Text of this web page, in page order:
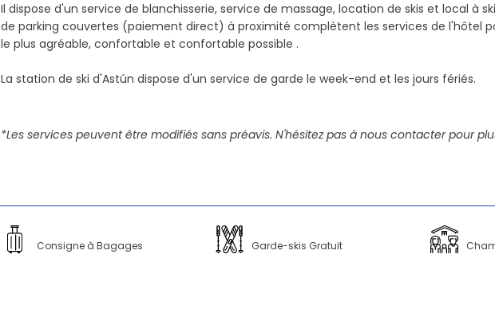
Il dispose d'un service de blanchisserie, service de massage, location de skis et local à
de parking couvertes (paiement direct) à proximité complètent les services de l'hôtel
le plus agréable, confortable et confortable possible .
La station de ski d'Astún dispose d'un service de garde le week-end et les jours fériés.
*Les services peuvent être modifiés sans préavis. N'hésitez pas à nous contacter pour
Consigne à Bagages Garde-skis Gratuit